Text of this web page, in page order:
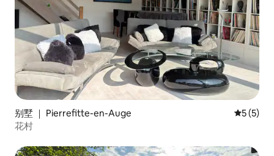
别墅 ｜ Pierrefitte-en-Auge 平均评分
5 (5)
花村